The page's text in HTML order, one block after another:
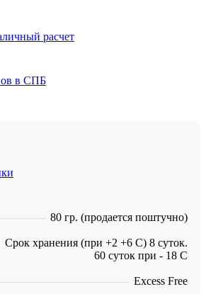
расчет
в СПБ
80 гр. (продается поштучно)
Срок хранения (при +2 +6 С) 8 суток.
60 суток при - 18 С
Excess Free